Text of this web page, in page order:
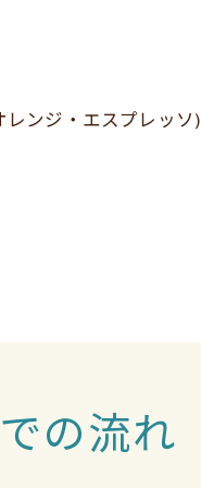
レンジ・エスプレッソ)
の流れ